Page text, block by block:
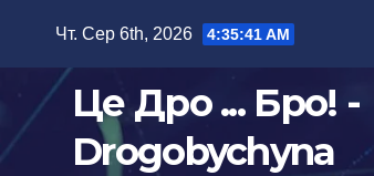
Чт. Сер 6th, 2026 4:35:42 AM
Це Дро ... Бро! -
Drogobychyna